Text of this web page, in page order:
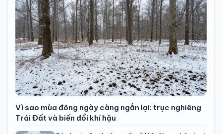
Vì sao mùa đông ngày càng ngắn lại: trục nghiêng
Trái Đất và biến đổi khí hậu